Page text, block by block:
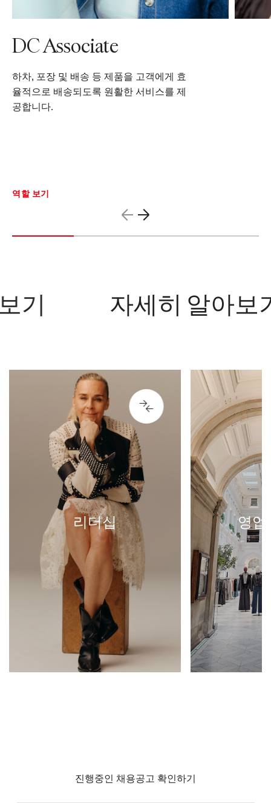
DC Associate
하차, 포장 및 배송 등 제품을 고객에게 효
율적으로 배송되도록 원활한 서비스를 제
공합니다.
역할 보기
기 자세히 알아보기
리더십
86976
영업
영업 및 운영
상점 및 온라인에서 최고의 고객
경험을 만드는 데 도움이됩니다.
우리의 재능있는 팀은 H & M 제
품을 고객을 위해 생활하여 필요
하며 욕구를 해결하고 현지 시장
과 관련이 있음을 보장합니다.
Merchandising, E-Com
Merchandising, Visual
Merchandising 또는 Store 운영
에 열정적 인 경우 고객에게 영감
을주는 고객과 함께 & 흥미로운
멀티 채널 경험을 창출하는 데 도
움이됩니다.
직무보기
임대,
스
이 팀은 가
의 성장, 전
유하고 있
찾고, 집주
유지 관리를
는 것에서,
진행중인 채용공고 확인하기